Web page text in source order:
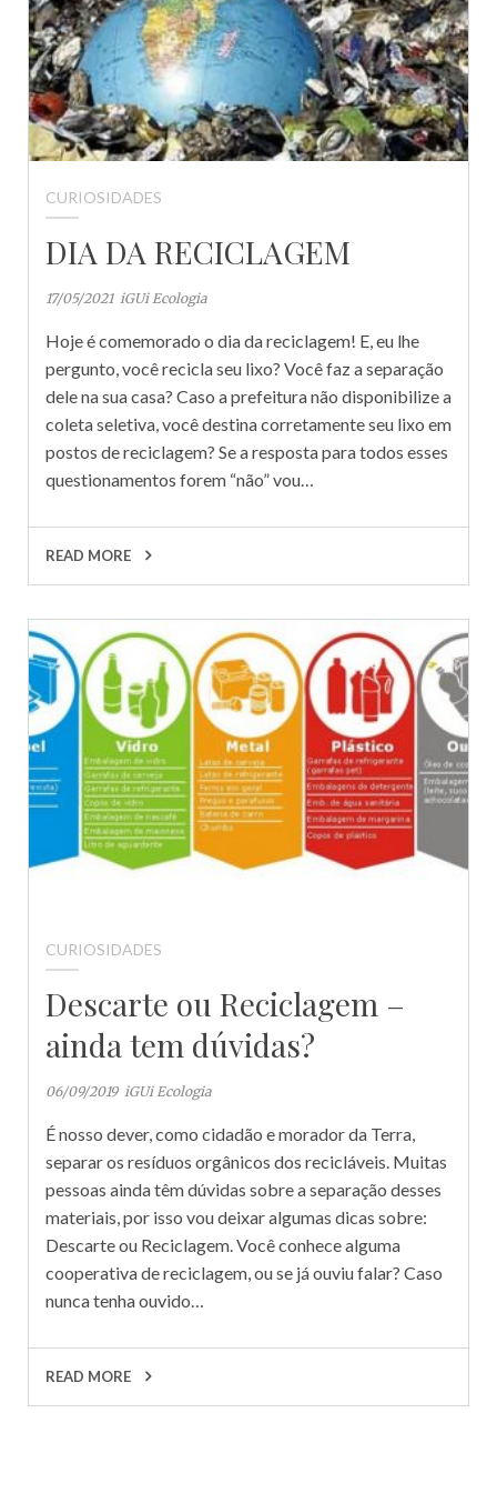
CURIOSIDADES
DIA DA RECICLAGEM
17/05/2021 iGUi Ecologia
Hoje é comemorado o dia da reciclagem! E, eu lhe
pergunto, você recicla seu lixo? Você faz a separação
dele na sua casa? Caso a prefeitura não disponibilize a
coleta seletiva, você destina corretamente seu lixo em
postos de reciclagem? Se a resposta para todos esses
questionamentos forem “não” vou…
READ MORE
CURIOSIDADES
Descarte ou Reciclagem –
ainda tem dúvidas?
06/09/2019 iGUi Ecologia
É nosso dever, como cidadão e morador da Terra,
separar os resíduos orgânicos dos recicláveis. Muitas
pessoas ainda têm dúvidas sobre a separação desses
materiais, por isso vou deixar algumas dicas sobre:
Descarte ou Reciclagem. Você conhece alguma
cooperativa de reciclagem, ou se já ouviu falar? Caso
nunca tenha ouvido…
READ MORE